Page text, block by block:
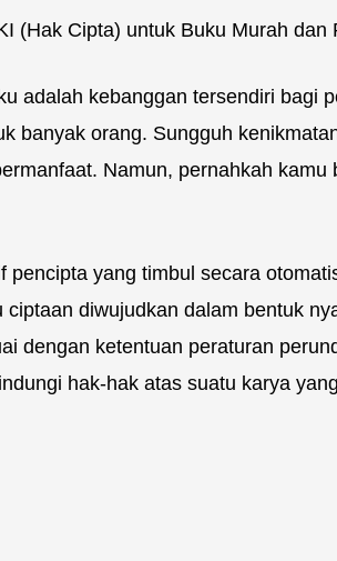
adalah kebanggan tersendiri bagi
banyak orang. Sungguh
Namun, pernahkah kamu
pencipta yang timbul secara
diwujudkan dalam bentuk
dengan ketentuan peraturan
hak-hak atas suatu karya